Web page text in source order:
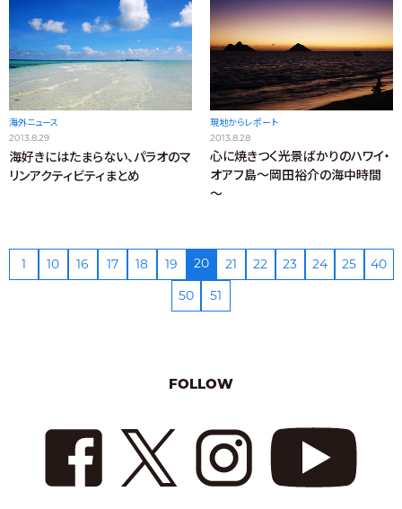
海外ニュース
2013.8.29
海好きにはたまらない、パラオのマ
リンアクティビティまとめ
現地からレポート
2013.8.28
心に焼きつく光景ばかりのハワイ・
オアフ島～岡田裕介の海中時間
～
1 10 16 17 18 19 20 21 22 23 24 25
40
50
51
FOLLOW